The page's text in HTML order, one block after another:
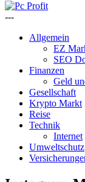
---
Allgemein
EZ
SEO
Finanzen
Geld
Gesellschaft
Krypto Markt
Reise
Technik
Internet
Umweltschutz